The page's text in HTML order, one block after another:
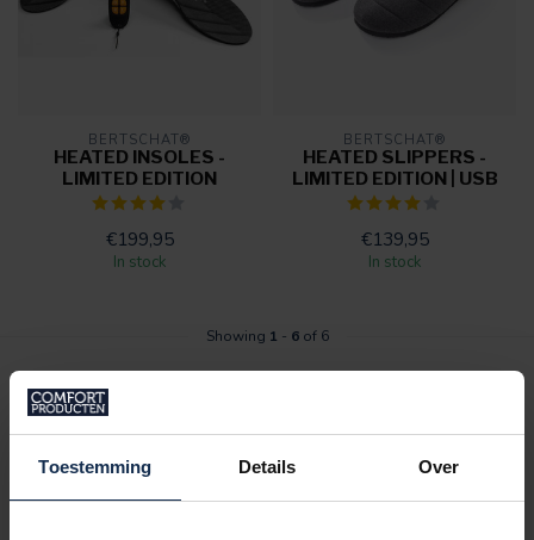
Toestemming Details Over
BERTSCHAT®
HEATED INSOLES -
LIMITED EDITION
€199,95
In stock
BERTSCHAT®
HEATED SLIPPERS -
LIMITED EDITION | USB
€139,95
In stock
Showing 1 - 6of 6